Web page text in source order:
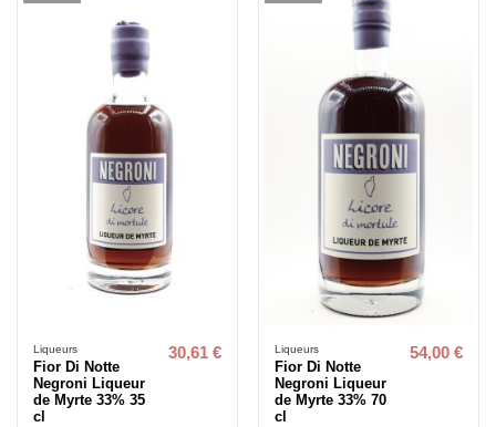
Liqueurs
Fior Di Notte
Negroni Liqueur
de Myrte 33% 35
cl
30,61 € Liqueurs
Fior Di Notte
Negroni Liqueur
de Myrte 33% 70
cl
54,00 €